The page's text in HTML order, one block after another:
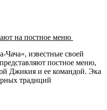
на постное меню
известные своей
постное меню,
Джикия и ее командой. Эка
традиций